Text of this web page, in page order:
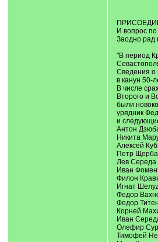
И вопрос
Заодно рад
"В период
Сведения о
в канун 50-
В числе
Второго и
были
урядник
и
Антон
Никита
Алексей
Петр
Лев Середа
Иван
Филон
Игнат
Федор
Федор
Корней
Иван
Олефир
Тимофей